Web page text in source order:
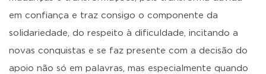
em confiança e traz consigo o componente da
solidariedade, do respeito à dificuldade, incitando a
novas conquistas e se faz presente com a decisão do
apoio não só em palavras, mas especialmente quando